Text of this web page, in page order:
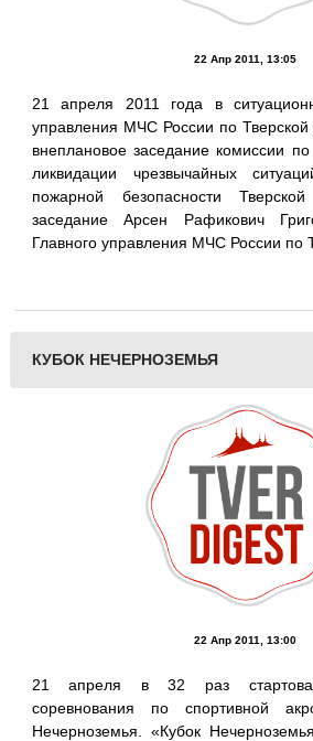
22 Апр 2011, 13:05
21 апреля 2011 года в
управления МЧС России по Тверской
внеплановое заседание комиссии
ликвидации чрезвычайных
пожарной безопасности
заседание Арсен Рафикович
Главного управления МЧС России по
КУБОК НЕЧЕРНОЗЕМЬЯ
22 Апр 2011, 13:00
21 апреля в 32 раз
соревнования по спортивной
Нечерноземья. «Кубок